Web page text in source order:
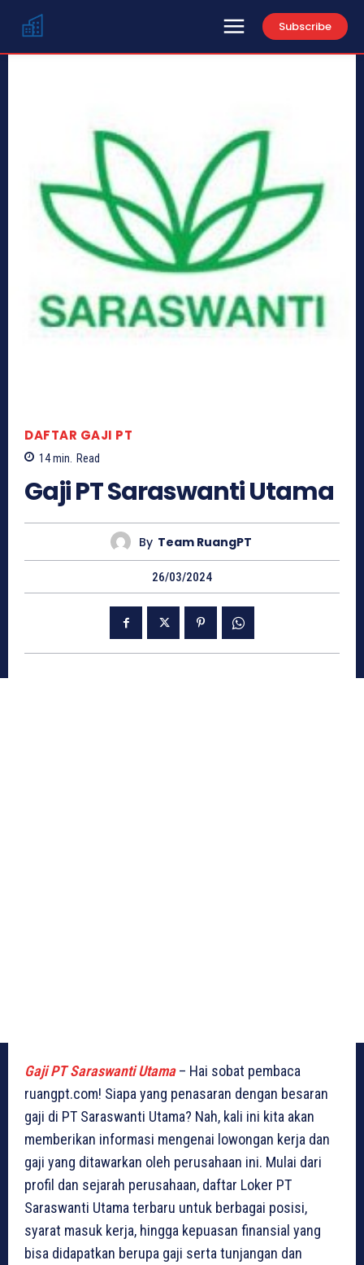
Subscribe
DAFTAR GAJI PT
14min. Read
Gaji PT Saraswanti Utama
By Team RuangPT
26/03/2024
Gaji PT Saraswanti Utama– Hai sobat pembaca
ruangpt.com! Siapa yang penasaran dengan besaran
gaji di PT Saraswanti Utama? Nah, kali ini kita akan
memberikan informasi mengenai lowongan kerja dan
gaji yang ditawarkan oleh perusahaan ini. Mulai dari
profil dan sejarah perusahaan, daftar Loker PT
Saraswanti Utama terbaru untuk berbagai posisi,
syarat masuk kerja, hingga kepuasan finansial yang
bisa didapatkan berupa gaji serta tunjangan dan